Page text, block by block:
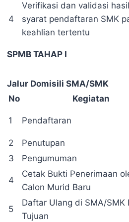
4
Verifikasi dan validasi
syarat pendaftaran SMK
keahlian tertentu
SPMB TAHAP I
Jalur Domisili SMA/SMK
No
Kegiatan
1 Pendaftaran
2 Penutupan
3
Pengumuman
4
Cetak Bukti Penerimaan
Calon Murid Baru
5
Daftar Ulang di SMA/SMK
Tujuan